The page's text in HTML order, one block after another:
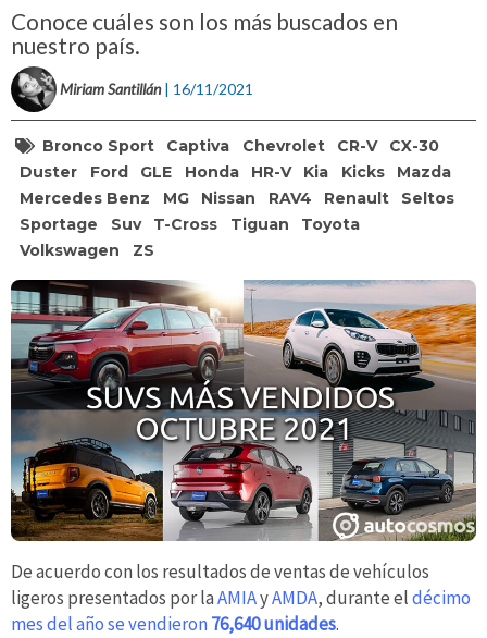
Conoce cuáles son los más buscados en
nuestro país.
Miriam Santillán | 16/11/2021
Bronco Sport Captiva Chevrolet CR-V
CX-30
Duster
Ford GLE Honda HR-V Kia Kicks
Mazda
Mercedes Benz
MG Nissan RAV4 Renault
Seltos
Sportage
Suv T-Cross Tiguan
Toyota
Volkswagen
ZS
De acuerdo con los resultados de ventas de vehículos
ligeros presentados por laAMIAyAMDA, durante eldécimo
mes del año se vendieron76,640 unidades.